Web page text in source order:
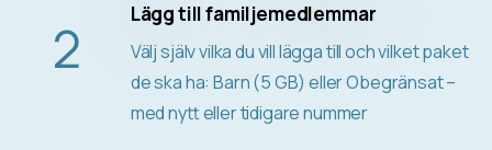
2
Lägg till familjemedlemmar
Välj själv vilka du vill lägga till och vilket paket
de ska ha: Barn (5 GB) eller Obegränsat –
med nytt eller tidigare nummer